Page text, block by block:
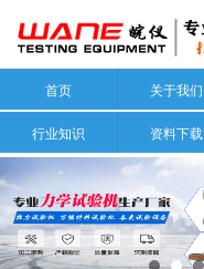
首页 关于我们
行业知识 资料下载